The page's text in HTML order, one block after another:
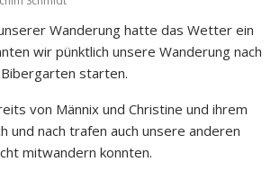
Wanderung hatte das Wetter ein
wir pünktlich unsere Wanderung nach
starten.
von Männix und Christine und ihrem
und nach trafen auch unsere anderen
mitwandern konnten.